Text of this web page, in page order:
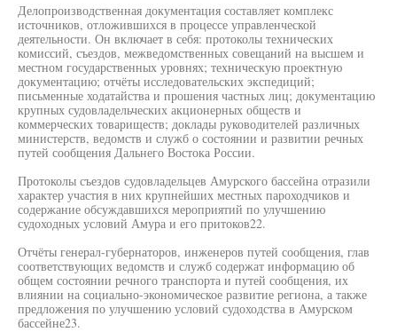
Делопроизводственная документация составляет комплекс
источников, отложившихся в процессе управленческой
деятельности. Он включает в себя: протоколы технических
комиссий, съездов, межведомственных совещаний на высшем и
местном государственных уровнях; техническую проектную
документацию; отчёты исследовательских экспедиций;
письменные ходатайства и прошения частных лиц; документацию
крупных судовладельческих акционерных обществ и
коммерческих товариществ; доклады руководителей различных
министерств, ведомств и служб о состоянии и развитии речных
путей сообщения Дальнего Востока России.
Протоколы съездов судовладельцев Амурского бассейна отразили
характер участия в них крупнейших местных пароходчиков и
содержание обсуждавшихся мероприятий по улучшению
судоходных условий Амура и его притоков22.
Отчёты генерал-губернаторов, инженеров путей сообщения, глав
соответствующих ведомств и служб содержат информацию об
общем состоянии речного транспорта и путей сообщения, их
влиянии на социально-экономическое развитие региона, а также
предложения по улучшению условий судоходства в Амурском
бассейне23.